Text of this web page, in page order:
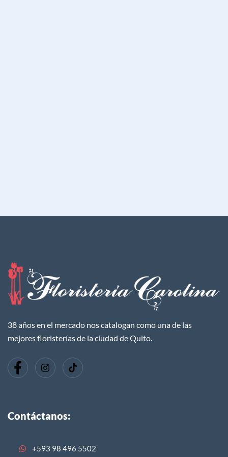
38 años en el mercado nos catalogan como una de las
mejores floristerías de la ciudad de Quito.
Contáctanos:
+593 98 496 5502